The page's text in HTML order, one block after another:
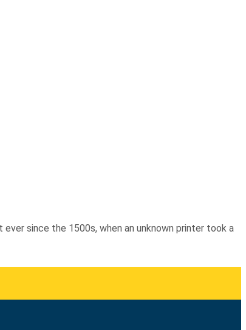
since the 1500s, when an unknown printer took a